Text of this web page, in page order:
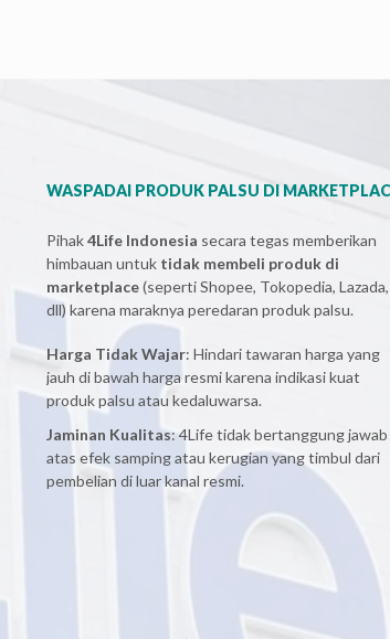
WASPADAI PRODUK PALSU DI
Pihak4Life Indonesia secara tegas memberikan
himbauan untuk tidak membeli produk di
marketplace(seperti Shopee, Tokopedia, Lazada,
dll) karena maraknya peredaran produk palsu.
Harga Tidak Wajar: Hindari tawaran harga yang
jauh di bawah harga resmi karena indikasi kuat
produk palsu atau kedaluwarsa.
Jaminan Kualitas: 4Life tidak bertanggung jawab
atas efek samping atau kerugian yang timbul dari
pembelian di luar kanal resmi.